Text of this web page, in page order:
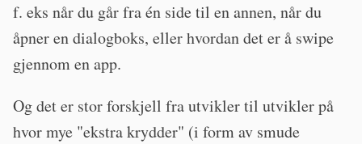
f. eks når du går fra én side til en annen, når du
åpner en dialogboks, eller hvordan det er å swipe
gjennom en app.
Og det er stor forskjell fra utvikler til utvikler på
hvor mye "ekstra krydder" (i form av smude